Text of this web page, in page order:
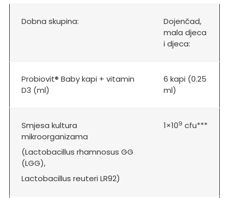
Dobna skupina:
Dojenčad,
mala djeca
i djeca:
Probiovit® Baby kapi + vitamin
D3 (ml)
6 kapi (0.25
ml)
Smjesa kultura
mikroorganizama
(Lactobacillus rhamnosus GG
(LGG),
Lactobacillus reuteri LR92)
1×109 cfu***